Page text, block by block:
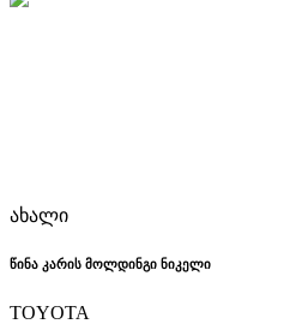
ახალი
წინა კარის მოლდინგი ნიკელი
TOYOTA